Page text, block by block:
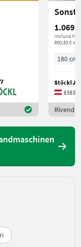
1.069 €
inclusa IVA
890,83 €
180 cm
6363